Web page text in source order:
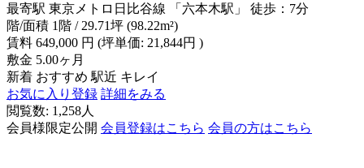
最寄駅 東京メトロ日比谷線 「六本木駅」 徒歩：7分
階/面積 1階 / 29.71坪 (98.22m²)
賃料 649,000 円 (坪単価: 21,844円 )
敷金 5.00ヶ月
新着 おすすめ 駅近 キレイ
お気に入り登録 詳細をみる
閲覧数: 1,258人
会員様限定公開 会員登録はこちら 会員の方はこちら